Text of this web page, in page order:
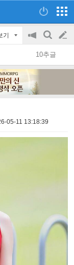
기
공
지
on/off
검
색
글
쓰
10추글
05-11 13:18:39